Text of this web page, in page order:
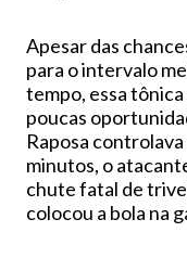
Apesar das
para o intervalo
tempo, essa
poucas
Raposa
minutos, o
chute fatal de
colocou a bola na